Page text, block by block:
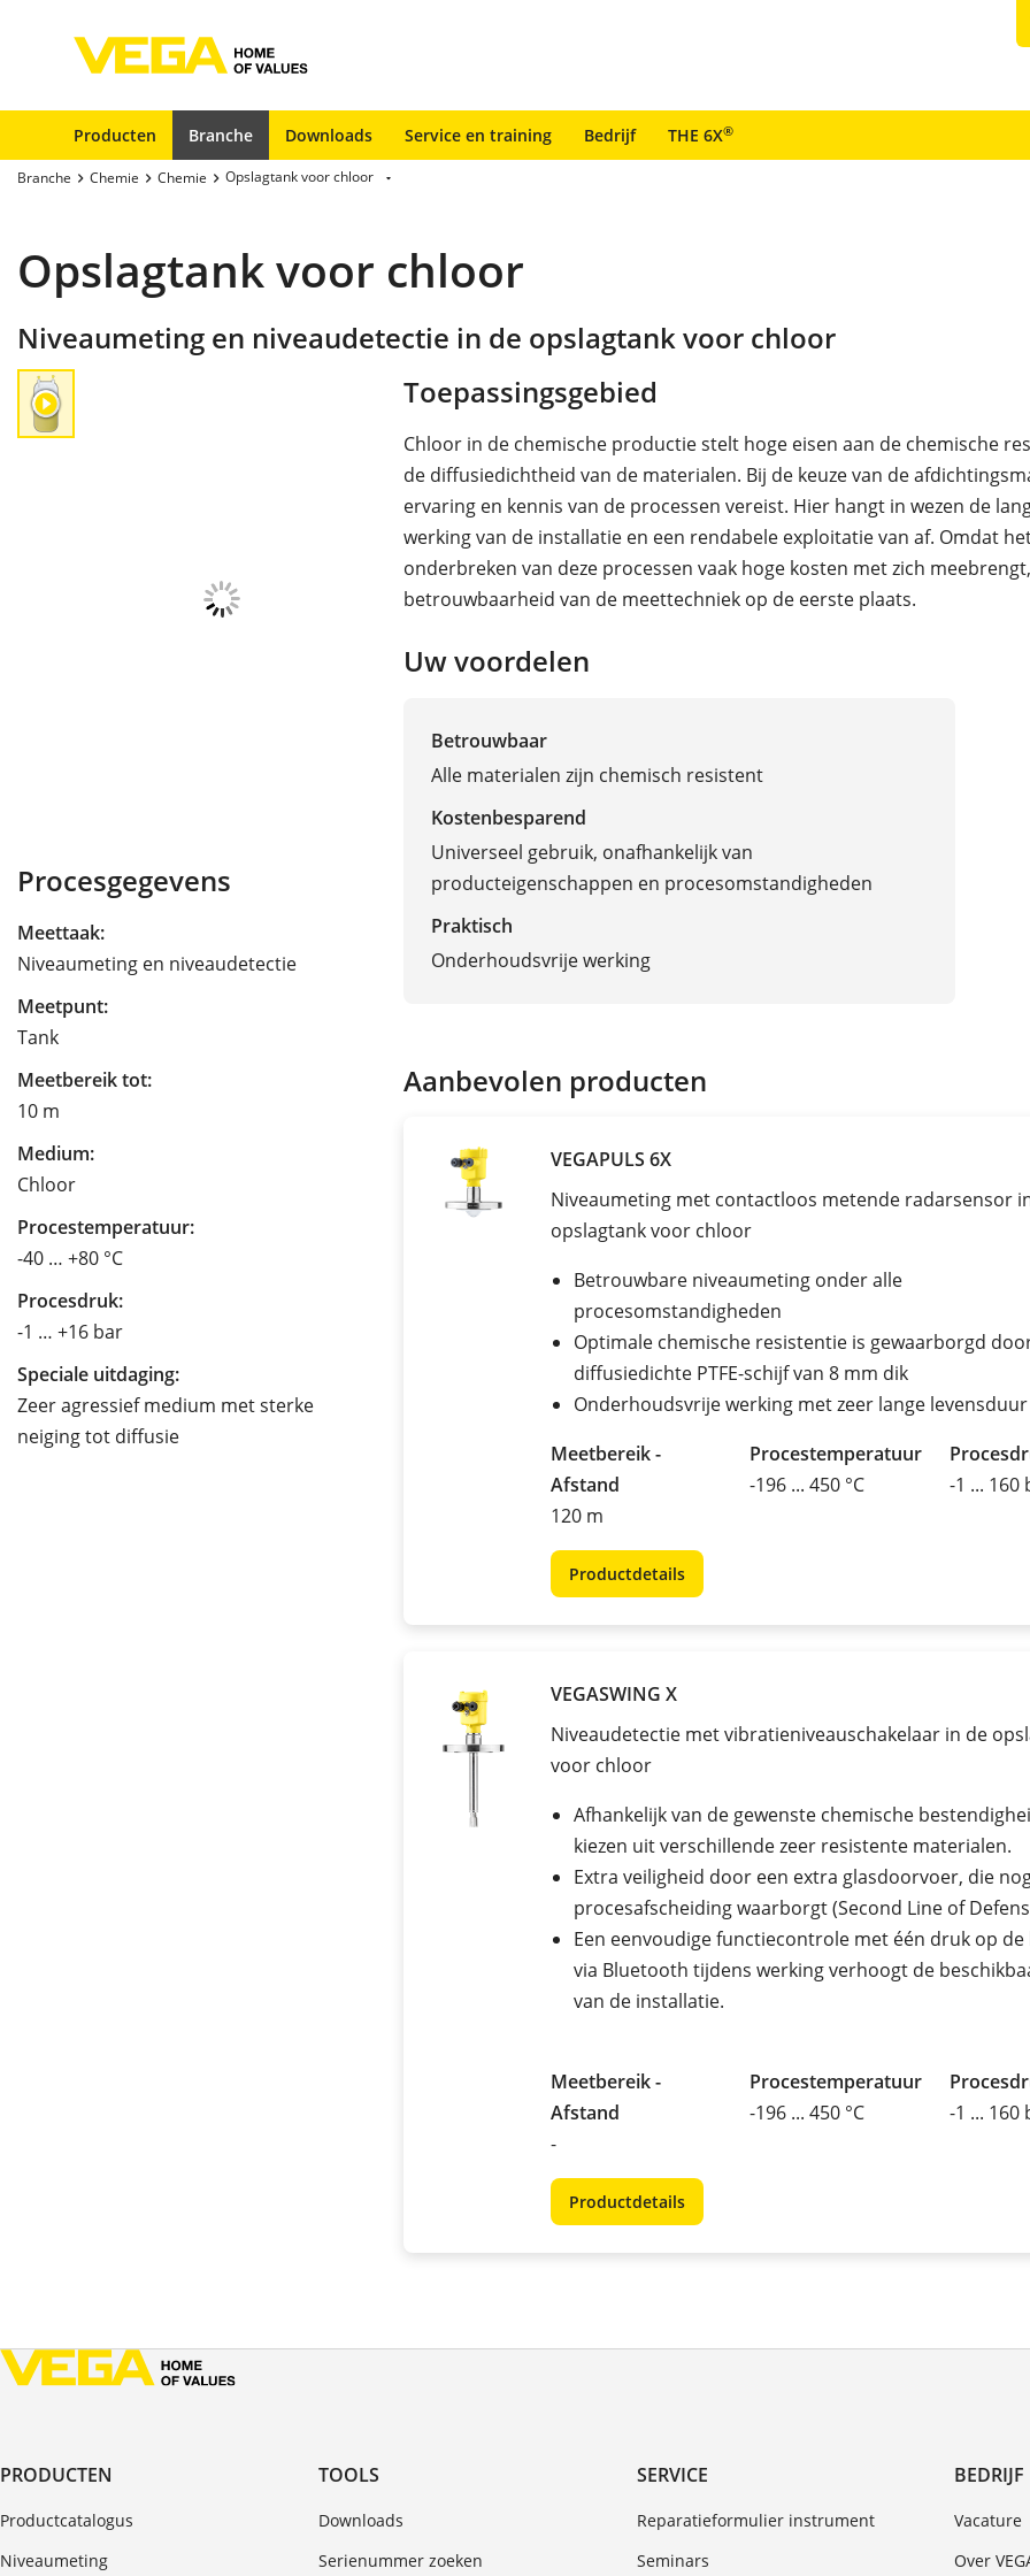
Producten Branche Downloads Service en training Bedrijf THE 6X®
Branche Chemie Chemie Opslagtank voor chloor
Opslagtank voor chloor
Niveaumeting en niveaudetectie in de opslagtank voor chloor
Procesgegevens
Meettaak:
Niveaumeting en niveaudetectie
Meetpunt:
Tank
Meetbereik tot:
10 m
Medium:
Chloor
Procestemperatuur:
-40 … +80 °C
Procesdruk:
-1 … +16 bar
Speciale uitdaging:
Zeer agressief medium met sterke
neiging tot diffusie
Toepassingsgebied
Chloor in de chemische productie stelt hoge eisen aan de chemische
de diffusiedichtheid van de materialen. Bij de keuze van de
ervaring en kennis van de processen vereist. Hier hangt in wezen de
werking van de installatie en een rendabele exploitatie van af. Omdat
onderbreken van deze processen vaak hoge kosten met zich
betrouwbaarheid van de meettechniek op de eerste plaats.
Uw voordelen
Betrouwbaar
Alle materialen zijn chemisch resistent
Kostenbesparend
Universeel gebruik, onafhankelijk van
producteigenschappen en procesomstandigheden
Praktisch
Onderhoudsvrije werking
Aanbevolen producten
VEGAPULS 6X
Niveaumeting met contactloos metende radarsensor
opslagtank voor chloor
Betrouwbare niveaumeting onder alle
procesomstandigheden
Optimale chemische resistentie is gewaarborgd
diffusiedichte PTFE-schijf van 8 mm dik
Onderhoudsvrije werking met zeer lange levensduur
Meetbereik -
Afstand
120 m
Procestemperatuur
-196 ... 450 °C
-1 ... 160
Productdetails
VEGASWING X
Niveaudetectie met vibratieniveauschakelaar in de
voor chloor
Afhankelijk van de gewenste chemische
kiezen uit verschillende zeer resistente materialen.
Extra veiligheid door een extra glasdoorvoer, die
procesafscheiding waarborgt (Second Line of
Een eenvoudige functiecontrole met één druk op
via Bluetooth tijdens werking verhoogt de
van de installatie.
Meetbereik -
Afstand
-
Procestemperatuur
-196 ... 450 °C
-1 ... 160
Productdetails
PRODUCTEN
Productcatalogus
Niveaumeting
TOOLS
Downloads
Serienummer zoeken
SERVICE
Reparatieformulier instrument
Seminars
BEDRIJF
Vacature
Over